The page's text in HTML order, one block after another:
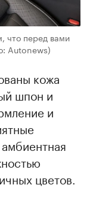
что перед вами
Autonews)
кожа
шпон и
и
цветов.